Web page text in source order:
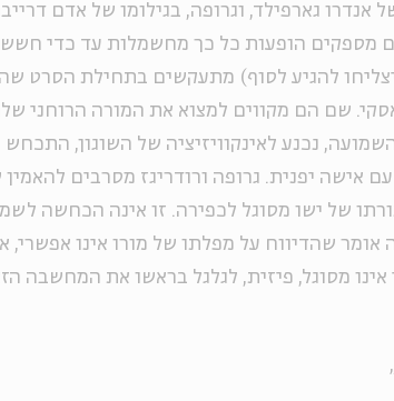
אנדרו גארפילד, וגרופה, בגילומו של אדם
מספקים הופעות כל כך מחשמלות עד כדי
להגיע לסוף) מתעקשים בתחילת הסרט
שם הם מקווים למצוא את המורה הרוחני
נכנע לאינקוויזיציה של השוגון, התכחש
אישה יפנית. גרופה ורודריגז מסרבים
של ישו מסוגל לכפירה. זו אינה הכחשה
אומר שהדיווח על מפלתו של מורו אינו אפשרי,
מסוגל, פיזית, לגלגל בראשו את המחשבה